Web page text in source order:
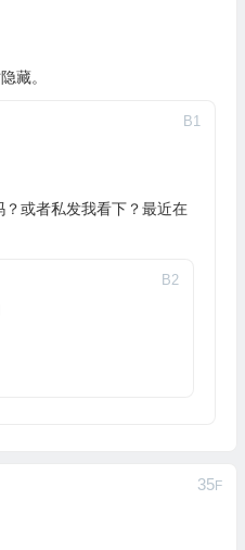
藏。
B1
或者私发我看下？最近在
B2
35F